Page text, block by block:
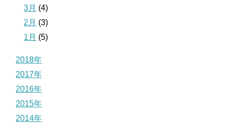
3月 (4)
2月 (3)
1月 (5)
2018年
2017年
2016年
2015年
2014年